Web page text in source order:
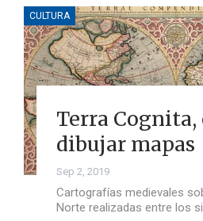
CULTURA
Terra Cognita,
dibujar mapas
Sep 2, 2019
Cartografías medievales
Norte realizadas entre los